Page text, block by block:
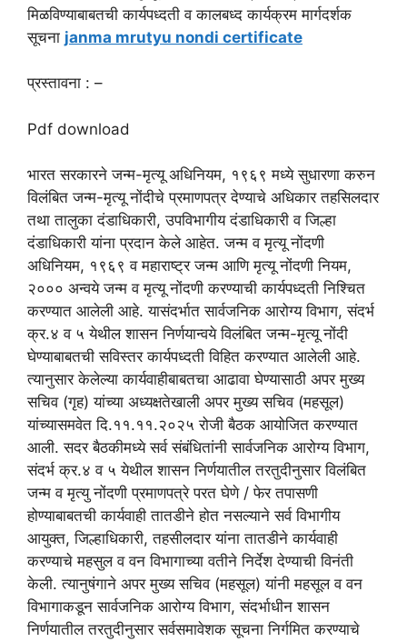
मिळविण्याबाबतची कार्यपध्दती व कालबध्द कार्यक्रम मार्गदर्शक
सूचना janma mrutyu nondi certificate
प्रस्तावना : –
Pdf download
भारत सरकारने जन्म-मृत्यू अधिनियम, १९६९ मध्ये सुधारणा करुन
विलंबित जन्म-मृत्यू नोंदीचे प्रमाणपत्र देण्याचे अधिकार तहसिलदार
तथा तालुका दंडाधिकारी, उपविभागीय दंडाधिकारी व जिल्हा
दंडाधिकारी यांना प्रदान केले आहेत. जन्म व मृत्यू नोंदणी
अधिनियम, १९६९ व महाराष्ट्र जन्म आणि मृत्यू नोंदणी नियम,
२००० अन्वये जन्म व मृत्यू नोंदणी करण्याची कार्यपध्दती निश्चित
करण्यात आलेली आहे. यासंदर्भात सार्वजनिक आरोग्य विभाग, संदर्भ
क्र.४ व ५ येथील शासन निर्णयान्वये विलंबित जन्म-मृत्यू नोंदी
घेण्याबाबतची सविस्तर कार्यपध्दती विहित करण्यात आलेली आहे.
त्यानुसार केलेल्या कार्यवाहीबाबतचा आढावा घेण्यासाठी अपर मुख्य
सचिव (गृह) यांच्या अध्यक्षतेखाली अपर मुख्य सचिव (महसूल)
यांच्यासमवेत दि.११.११.२०२५ रोजी बैठक आयोजित करण्यात
आली. सदर बैठकीमध्ये सर्व संबंधितांनी सार्वजनिक आरोग्य विभाग,
संदर्भ क्र.४ व ५ येथील शासन निर्णयातील तरतुदीनुसार विलंबित
जन्म व मृत्यु नोंदणी प्रमाणपत्रे परत घेणे / फेर तपासणी
होण्याबाबतची कार्यवाही तातडीने होत नसल्याने सर्व विभागीय
आयुक्त, जिल्हाधिकारी, तहसीलदार यांना तातडीने कार्यवाही
करण्याचे महसुल व वन विभागाच्या वतीने निर्देश देण्याची विनंती
केली. त्यानुषंगाने अपर मुख्य सचिव (महसूल) यांनी महसूल व वन
विभागाकडून सार्वजनिक आरोग्य विभाग, संदर्भाधीन शासन
निर्णयातील तरतुदीनुसार सर्वसमावेशक सूचना निर्गमित करण्याचे